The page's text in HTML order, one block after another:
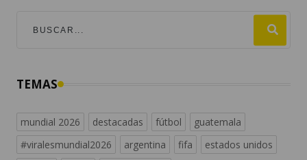
TEMAS
mundial 2026 destacadas fútbol
guatemala
#viralesmundial2026
argentina fifa
estados unidos